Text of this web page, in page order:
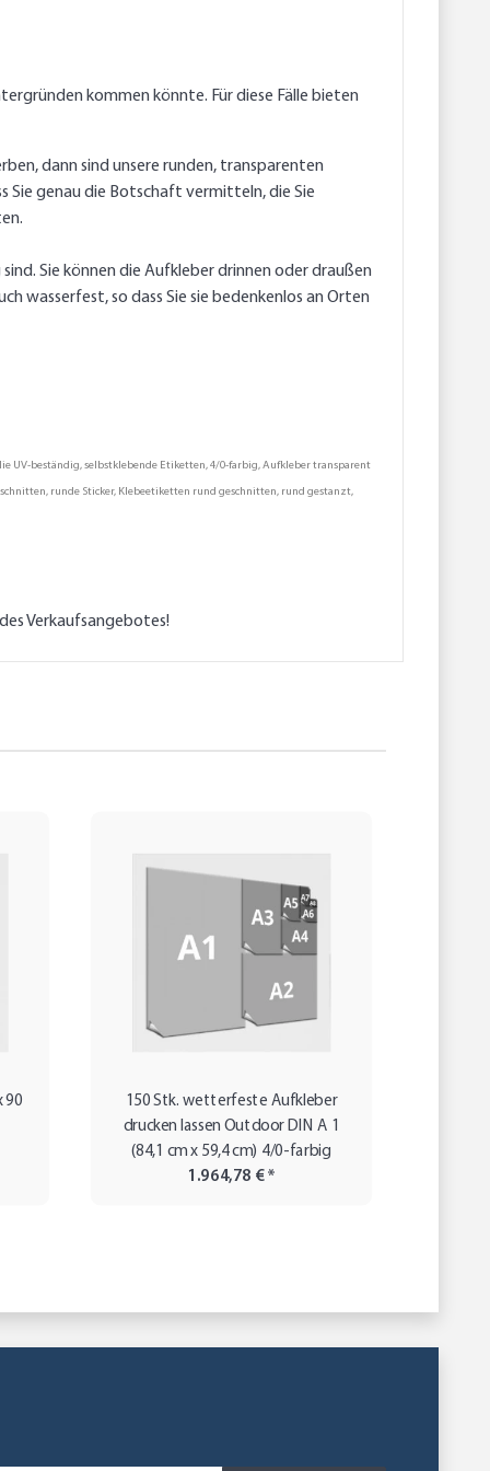
kommen könnte. Für diese Fälle bieten
dann sind unsere runden, transparenten
Sie genau die Botschaft vermitteln, die Sie
Sie können die Aufkleber drinnen oder draußen
wasserfest, so dass Sie sie bedenkenlos an Orten
UV-beständig, selbstklebende Etiketten, 4/0-farbig, Aufkleber transparent
runde Sticker, Klebeetiketten rund geschnitten, rund gestanzt,
Verkaufsangebotes!
90
150 Stk. wetterfeste Aufkleber
drucken lassen Outdoor DIN A 1
(84,1 cm x 59,4 cm) 4/0-farbig
1.964,78 €*